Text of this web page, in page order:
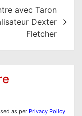
avec Taron
Dexter
Fletcher
as per Privacy Policy